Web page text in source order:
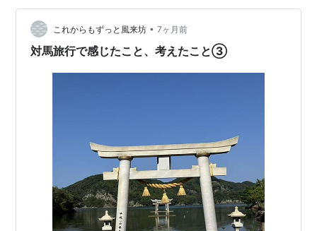
これからもずっと風来坊 • 7ヶ月前
対馬旅行で感じたこと、考えたこと③